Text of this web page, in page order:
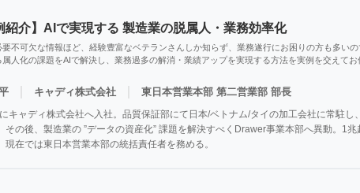
紹介】AIで実現する 製造業の脱属人・業務効率化
要不可欠な情報ほど、経験豊富なベテランさんしか知らず、業務遂行にお困りの方も多い
属人化の課題をAIで解決し、業務過多の解消・業績アップを実現する方法を実例を交えてお
キャディ株式会社 東日本営業本部 第二営業部 部長
キャディ株式会社へ入社。品質保証部にて日本/ベトナム/タイの加工会社に常駐
その後、製造業の ”データの資産化” 課題を解決すべくDrawer事業本部へ異動。1
現在では東日本営業本部の統括責任者を務める。